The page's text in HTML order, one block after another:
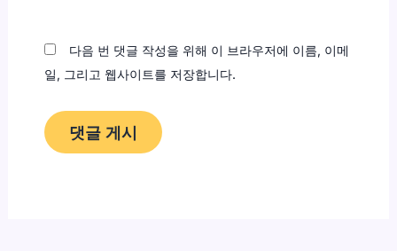
다음 번 댓글 작성을 위해 이 브라우저에 이름, 이메
일, 그리고 웹사이트를 저장합니다.